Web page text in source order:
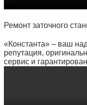
Ремонт заточного
«Константа» – ваш
репутация,
сервис и